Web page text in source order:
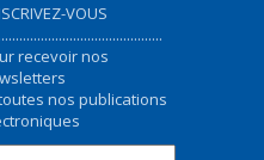
VOUS
recevoir nos
nos publications